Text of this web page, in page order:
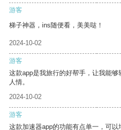
游客
梯子神器，ins随便看，美美哒！
2024-10-02
游客
这款app是我旅行的好帮手，让我能
人情。
2024-10-02
游客
这款加速器app的功能有点单一，可